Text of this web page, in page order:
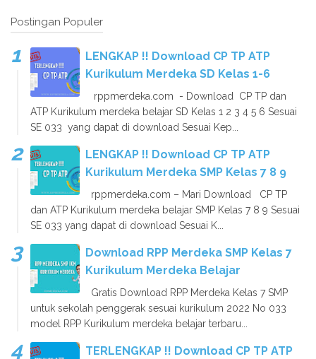
Postingan Populer
LENGKAP !! Download CP TP ATP
Kurikulum Merdeka SD Kelas 1-6
rppmerdeka.com - Download CP TP dan
ATP Kurikulum merdeka belajar SD Kelas 1 2 3 4 5 6 Sesuai
SE 033 yang dapat di download Sesuai Kep...
LENGKAP !! Download CP TP ATP
Kurikulum Merdeka SMP Kelas 7 8 9
rppmerdeka.com – Mari Download CP TP
dan ATP Kurikulum merdeka belajar SMP Kelas 7 8 9 Sesuai
SE 033 yang dapat di download Sesuai K...
Download RPP Merdeka SMP Kelas 7
Kurikulum Merdeka Belajar
Gratis Download RPP Merdeka Kelas 7 SMP
untuk sekolah penggerak sesuai kurikulum 2022 No 033
model RPP Kurikulum merdeka belajar terbaru...
TERLENGKAP !! Download CP TP ATP